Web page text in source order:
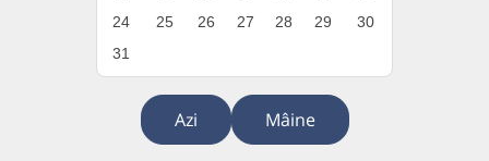
24
25 26 27 28 29
30
31
Azi Mâine